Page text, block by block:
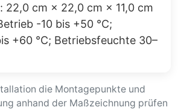
22,0 cm × 22,0 cm × 11,0 cm
-10 bis +50 °C;
+60 °C; Betriebsfeuchte 30–
die Montagepunkte und
anhand der Maßzeichnung prüfen